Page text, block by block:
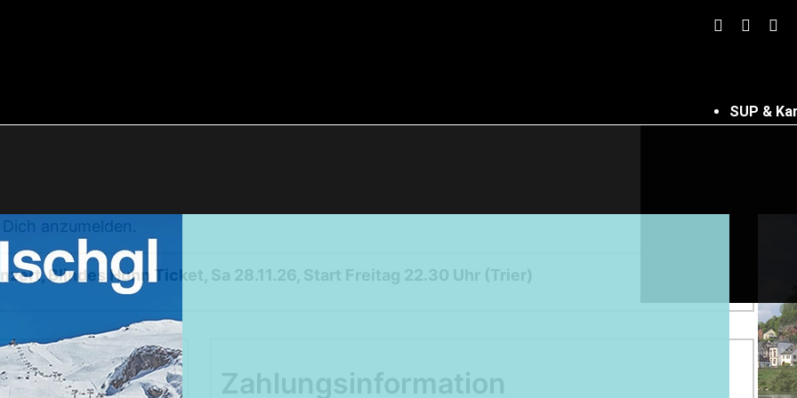
Weekendtrips
Ischgl: Closing 4 Tagestour
Ski & Snowboardservice
Infos Service
Service buchen
SUP &
anzumelden.
Blindes Huhn Ticket, Sa 28.11.26, Start Freitag 22.30 Uhr (Trier)
Zahlungsinformation